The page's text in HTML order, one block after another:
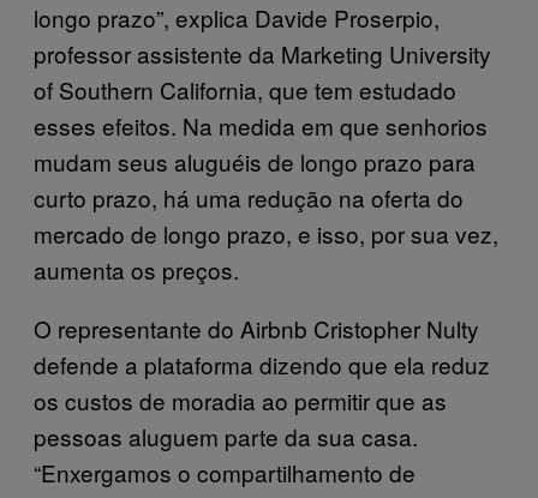
longo prazo”, explica Davide Proserpio,
professor assistente da Marketing University
of Southern California, que tem estudado
esses efeitos. Na medida em que senhorios
mudam seus aluguéis de longo prazo para
curto prazo, há uma redução na oferta do
mercado de longo prazo, e isso, por sua vez,
aumenta os preços.
O representante do Airbnb Cristopher Nulty
defende a plataforma dizendo que ela reduz
os custos de moradia ao permitir que as
pessoas aluguem parte da sua casa.
“Enxergamos o compartilhamento de